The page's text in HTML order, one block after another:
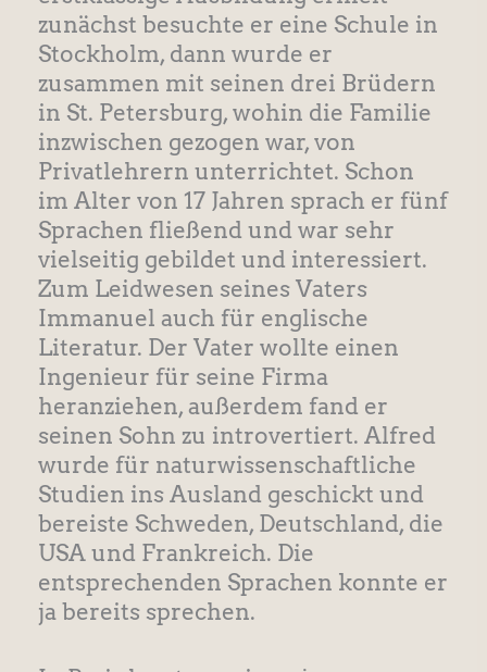
zunächst besuchte er eine Schule in
Stockholm, dann wurde er
zusammen mit seinen drei Brüdern
in St. Petersburg, wohin die Familie
inzwischen gezogen war, von
Privatlehrern unterrichtet. Schon
im Alter von 17 Jahren sprach er fünf
Sprachen fließend und war sehr
vielseitig gebildet und interessiert.
Zum Leidwesen seines Vaters
Immanuel auch für englische
Literatur. Der Vater wollte einen
Ingenieur für seine Firma
heranziehen, außerdem fand er
seinen Sohn zu introvertiert. Alfred
wurde für naturwissenschaftliche
Studien ins Ausland geschickt und
bereiste Schweden, Deutschland, die
USA und Frankreich. Die
entsprechenden Sprachen konnte er
ja bereits sprechen.